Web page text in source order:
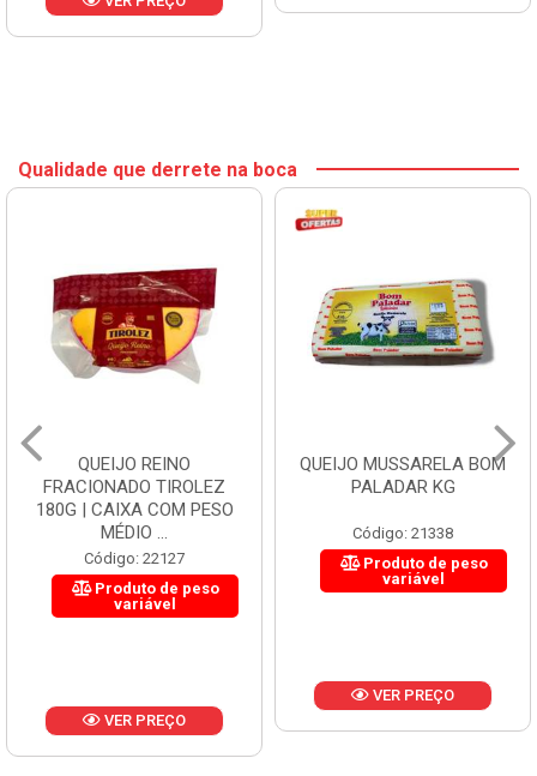
Qualidade que derrete na boca
QUEIJO REINO
FRACIONADO TIROLEZ
180G | CAIXA COM PESO
MÉDIO ...
Código: 22127
Produto de peso
variável
VER PREÇO
QUEIJO MUSSARELA BOM
PALADAR KG
Código: 21338
Produto de peso
variável
VER PREÇO